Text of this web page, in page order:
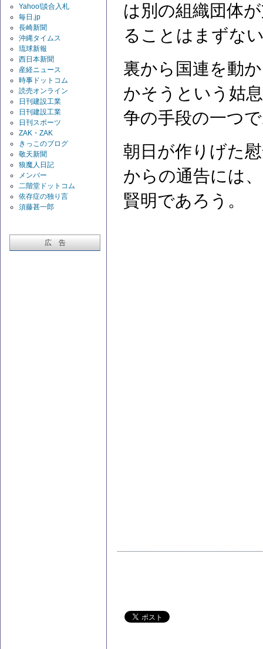
Yahoo!談合入札
毎日.jp
長崎新聞
沖縄タイムス
琉球新報
西日本新聞
産経ニュース
時事ドットコム
読売オンライン
日刊建設工業
日刊建設工業
日刊スポーツ
ZAK・ZAK
きっこのブログ
敬天新聞
狼魔人日記
メンバー
二階堂ドットコム
依存症の独り言
須藤甚一郎
広 告
は別の組織団体
ることはまずな
裏から国連を動
かそうという姑
争の手段の一つ
朝日が作りげた
からの通告には
賢明であろう。